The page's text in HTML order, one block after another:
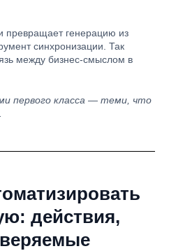
превращает генерацию из
синхронизации. Так
между бизнес-смыслом в
первого класса — теми, что
действия,